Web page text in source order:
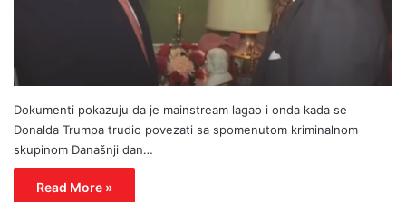
Dokumenti pokazuju da je mainstream lagao i onda kada se
Donalda Trumpa trudio povezati sa spomenutom kriminalnom
skupinom Današnji dan…
Read More »